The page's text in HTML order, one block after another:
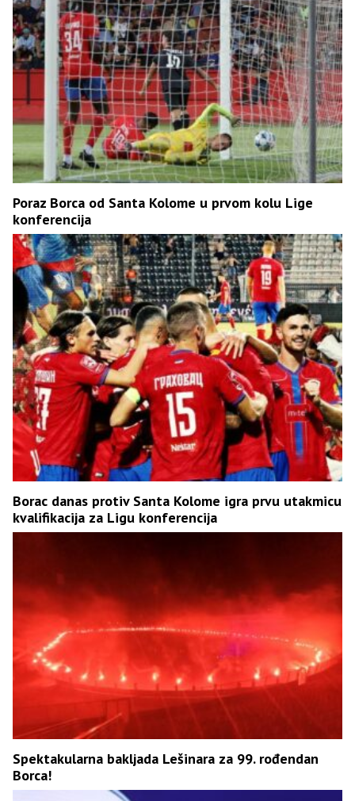
Poraz Borca od Santa Kolome u prvom kolu Lige
konferencija
Borac danas protiv Santa Kolome igra prvu utakmicu
kvalifikacija za Ligu konferencija
Spektakularna bakljada Lešinara za 99. rođendan
Borca!